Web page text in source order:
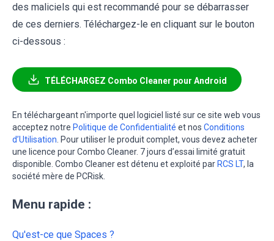
des maliciels qui est recommandé pour se débarrasser
de ces derniers. Téléchargez-le en cliquant sur le bouton
ci-dessous :
TÉLÉCHARGEZ Combo Cleaner pour Android
En téléchargeant n'importe quel logiciel listé sur ce site web vous
acceptez notre Politique de Confidentialité et nos Conditions
d’Utilisation . Pour utiliser le produit complet, vous devez acheter
une licence pour Combo Cleaner. 7 jours d’essai limité gratuit
disponible. Combo Cleaner est détenu et exploité par RCS LT, la
société mère de PCRisk.
Menu rapide :
Qu'est-ce que Spaces ?